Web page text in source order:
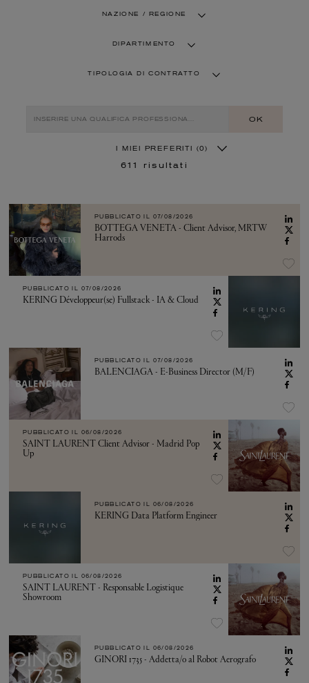
NAZIONE / REGIONE
DIPARTIMENTO
TIPOLOGIA DI CONTRATTO
OK
I MIEI PREFERITI (0)
611 risultati
PUBBLICATO IL 07/08/2026
BOTTEGA VENETA - Client Advisor, MRTW
Harrods
PUBBLICATO IL 07/08/2026
KERING Développeur(se) Fullstack - IA & Cloud
PUBBLICATO IL 07/08/2026
BALENCIAGA - E-Business Director (M/F)
PUBBLICATO IL 06/08/2026
SAINT LAURENT Client Advisor - Madrid Pop
Up
PUBBLICATO IL 06/08/2026
KERING Data Platform Engineer
PUBBLICATO IL 06/08/2026
SAINT LAURENT - Responsable Logistique
Showroom
PUBBLICATO IL 06/08/2026
GINORI 1735 - Addetta/o al Robot Aerografo